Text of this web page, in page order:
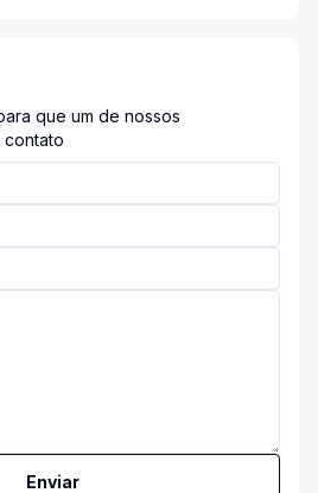
que um de nossos
contato
Enviar